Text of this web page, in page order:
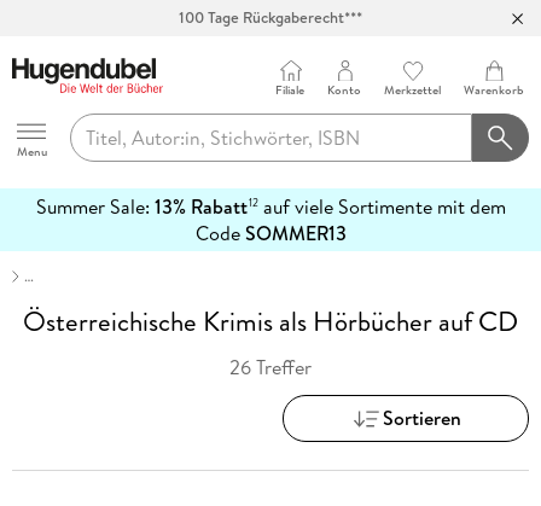
Abholung in über 100 Filialen
Hugendubel
Menu
Filiale Konto Merkzettel Warenkorb
Summer Sale: 13% Rabatt12auf viele Sortimente mit dem
CodeSOMMER13
erfahren
…
Österreichische Krimis als Hörbücher auf CD
26 Treffer
Sortieren